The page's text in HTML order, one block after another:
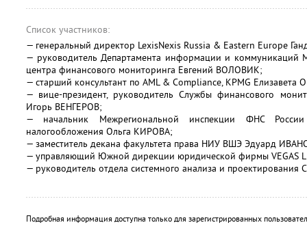
Список участников:
— генеральный директор LexisNexis Russia & Eastern Europe
— руководитель Департамента информации и коммуникаций
центра финансового мониторинга Евгений ВОЛОВИК;
— старший консультант по AML & Compliance, KPMG Елизавета
— вице-президент, руководитель Службы финансового
Игорь ВЕНГЕРОВ;
— начальник Межрегиональной инспекции ФНС
налогообложения Ольга КИРОВА;
— заместитель декана факультета права НИУ ВШЭ Эдуард
— управляющий Южной дирекции юридической фирмы VEGAS
— руководитель отдела системного анализа и
Подробная информация доступна только для зарегистрированных